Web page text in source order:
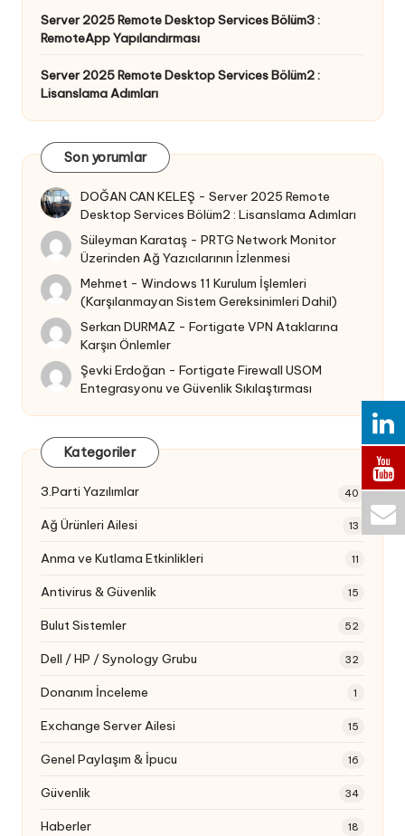
Server 2025 Remote Desktop Services Bölüm3 :
RemoteApp Yapılandırması
Server 2025 Remote Desktop Services Bölüm2 :
Lisanslama Adımları
Son yorumlar
DOĞAN CAN KELEŞ -Server 2025 Remote
Desktop Services Bölüm2 : Lisanslama Adımları
Süleyman Karataş -PRTG Network Monitor
Üzerinden Ağ Yazıcılarının İzlenmesi
Mehmet -Windows 11 Kurulum İşlemleri
(Karşılanmayan Sistem Gereksinimleri Dahil)
Serkan DURMAZ -Fortigate VPN Ataklarına
Karşın Önlemler
Şevki Erdoğan -Fortigate Firewall USOM
Entegrasyonu ve Güvenlik Sıkılaştırması
Kategoriler
3.Parti Yazılımlar 40
Ağ Ürünleri Ailesi 13
Anma ve Kutlama Etkinlikleri 11
Antivirus & Güvenlik 15
Bulut Sistemler 52
Dell / HP / Synology Grubu 32
Donanım İnceleme 1
Exchange Server Ailesi 15
Genel Paylaşım & İpucu 16
Güvenlik 34
Haberler 18